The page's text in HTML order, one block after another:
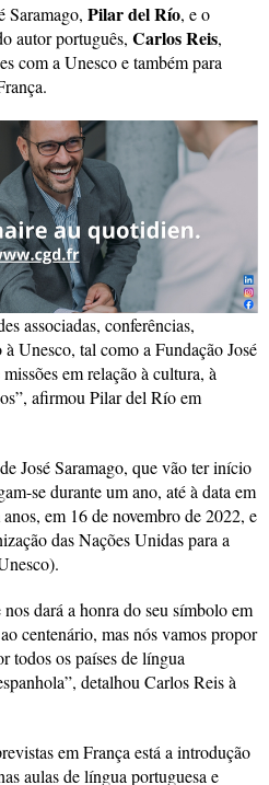
Saramago, Pilar del Río, e o
autor português, Carlos Reis,
com a Unesco e também para
associadas, conferências,
Unesco, tal como a Fundação José
em relação à cultura, à
afirmou Pilar del Río em
José Saramago, que vão ter início
se durante um ano, até à data em
em 16 de novembro de 2022, e
das Nações Unidas para a
dará a honra do seu símbolo em
centenário, mas nós vamos propor
todos os países de língua
detalhou Carlos Reis à
em França está a introdução
aulas de língua portuguesa e